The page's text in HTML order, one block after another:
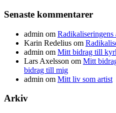
Senaste kommentarer
admin om Radikaliseringens
Karin Redelius om
admin om Mitt bidrag till
Lars Axelsson om Mitt
bidrag till mig
admin om Mitt liv som artist
Arkiv